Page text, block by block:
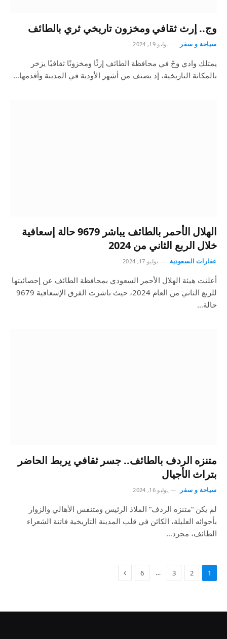
وج.. إرث ثقافي ومخزون تاريخي ثري بالطائف
سياحة و سفر يوليو 19, 2024
يمتلك وادي وجّ في محافظة الطائف إرثًا ومخزونًا ثقافيًا يزخر
بالمكانة التاريخية، إذ يصنف من أشهر الأودية في المدينة وأقدمها…
الهلال الأحمر بالطائف يباشر 9679 حالة إسعافية
خلال الربع الثاني من 2024
عقارات السعودية يوليو 17, 2024
أعلنت هيئة الهلال الأحمر السعودي بمحافظة الطائف عن إحصائيتها
للربع الثاني من العام 2024، حيث باشرت الفرق الإسعافية 9679
حالة…
متنزه الردف بالطائف.. جسر ثقافي يربط الحاضر
بتراث الأجيال
سياحة و سفر يوليو 16, 2024
لم يكن “متنزه الردف” الملاذ الرئيس ومتنفس الأهالي والزوار
بأجوائه العليلة، الكائن في قلب المدينة التاريخية فاتنة الشعراء
الطائف، مجرد…
1
2
3
…
6